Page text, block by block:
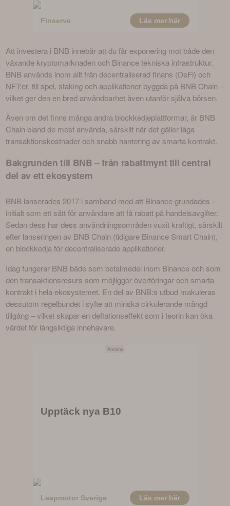
Att investera i BNB innebär att du får exponering mot både den
växande kryptomarknaden och Binance tekniska infrastruktur.
BNB används inom allt från decentraliserad finans (DeFi) och
NFT:er, till spel, staking och applikationer byggda på BNB Chain –
vilket ger den en bred användbarhet även utanför själva börsen.
Även om det finns många andra blockkedjeplattformar, är BNB
Chain bland de mest använda, särskilt när det gäller låga
transaktionskostnader och snabb hantering av smarta kontrakt.
Bakgrunden till BNB – från rabattmynt till central
del av ett ekosystem
BNB lanserades 2017 i samband med att Binance grundades –
initialt som ett sätt för användare att få rabatt på handelsavgifter.
Sedan dess har dess användningsområden vuxit kraftigt, särskilt
efter lanseringen av BNB Chain (tidigare Binance Smart Chain),
en blockkedja för decentraliserade applikationer.
Idag fungerar BNB både som betalmedel inom Binance och som
den transaktionsresurs som möjliggör överföringar och smarta
kontrakt i hela ekosystemet. En del av BNB:s utbud makuleras
dessutom regelbundet i syfte att minska cirkulerande mängd
tillgång – vilket skapar en deflationseffekt som i teorin kan öka
värdet för långsiktiga innehavare.